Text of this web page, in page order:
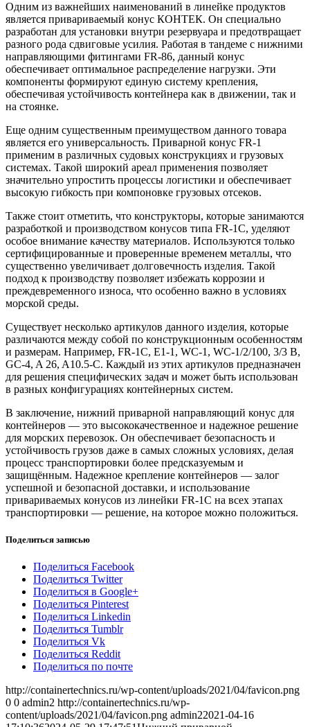
Одним из важнейших наименований в линейке продуктов
является привариваемый конус КОНТЕК. Он специально
разработан для установки внутри резервуара и предотвращает
разного рода сдвиговые усилия. Работая в тандеме с нижними
направляющими фитингами FR-86, данный конус
обеспечивает оптимальное распределение нагрузки. Эти
компоненты формируют единую систему крепления,
обеспечивая устойчивость контейнера как в движении, так и
на стоянке.
Еще одним существенным преимуществом данного товара
является его универсальность. Приварной конус FR-1
применим в различных судовых конструкциях и грузовых
системах. Такой широкий ареал применения позволяет
значительно упростить процессы логистики и обеспечивает
высокую гибкость при компоновке грузовых отсеков.
Также стоит отметить, что конструкторы, которые занимаются
разработкой и производством конусов типа FR-1C, уделяют
особое внимание качеству материалов. Используются только
сертифицированные и проверенные временем металлы, что
существенно увеличивает долговечность изделия. Такой
подход к производству позволяет избежать коррозии и
преждевременного износа, что особенно важно в условиях
морской среды.
Существует несколько артикулов данного изделия, которые
различаются между собой по конструкционным особенностям
и размерам. Например, FR-1C, E1-1, WC-1, WC-1/2/100, 3/3 B,
GC-4, A 26, A10.5-C. Каждый из этих артикулов предназначен
для решения специфических задач и может быть использован
в разных конфигурациях контейнерных систем.
В заключение, нижний приварной направляющий конус для
контейнеров — это высококачественное и надежное решение
для морских перевозок. Он обеспечивает безопасность и
устойчивость грузов даже в самых сложных условиях, делая
процесс транспортировки более предсказуемым и
защищённым. Надежное крепление контейнеров — залог
успешной и безопасной доставки, и использование
привариваемых конусов из линейки FR-1C на всех этапах
транспортировки — решение, на которое можно положиться.
Поделиться записью
Поделиться Facebook
Поделиться Twitter
Поделиться в Google+
Поделиться Pinterest
Поделиться Linkedin
Поделиться Tumblr
Поделиться Vk
Поделиться Reddit
Поделиться по почте
http://containertechnics.ru/wp-content/uploads/2021/04/favicon.png
0 0 admin2 http://containertechnics.ru/wp-
content/uploads/2021/04/favicon.png admin22021-04-16